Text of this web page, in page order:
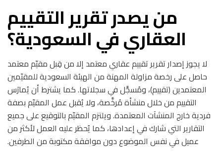
من يصدر تقرير التقييم
العقاري في السعودية؟
لا يجوز إصدار تقرير تقييم عقاري معتمد إلا من قِبل مقيّم معتمد
حاصل على رخصة مزاولة المهنة من الهيئة السعودية للمقيّمين
المعتمدين (تقييم)، ومُسجَّل في سجلاتها. كما يشترط أن يُمارَس
التقييم من خلال منشأة مُرخَّصة، ولا يُقبل عمل المقيّم بصفة
فردية خارج المنشآت المعتمدة. ويلتزم المقيّم بالتوقيع على جميع
التقارير التي شارك في إعدادها، كما يُحظر عليه العمل لأكثر من
عميل في نفس الموضوع دون موافقة مكتوبة من الطرفين.